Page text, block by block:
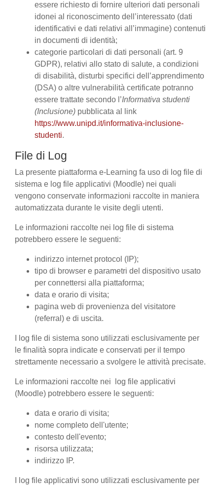
essere richiesto di fornire ulteriori dati personali
idonei al riconoscimento dell’interessato (dati
identificativi e dati relativi all’immagine) contenuti
in documenti di identità;
categorie particolari di dati personali (art. 9
GDPR), relativi allo stato di salute, a condizioni
di disabilità, disturbi specifici dell’apprendimento
(DSA) o altre vulnerabilità certificate potranno
essere trattate secondo l’Informativa studenti
(Inclusione) pubblicata al link
https://www.unipd.it/informativa-inclusione-
studenti.
File di Log
La presente piattaforma e-Learning fa uso di log file di
sistema e log file applicativi (Moodle) nei quali
vengono conservate informazioni raccolte in maniera
automatizzata durante le visite degli utenti.
Le informazioni raccolte nei log file di sistema
potrebbero essere le seguenti:
indirizzo internet protocol (IP);
tipo di browser e parametri del dispositivo usato
per connettersi alla piattaforma;
data e orario di visita;
pagina web di provenienza del visitatore
(referral) e di uscita.
I log file di sistema sono utilizzati esclusivamente per
le finalità sopra indicate e conservati per il tempo
strettamente necessario a svolgere le attività precisate.
Le informazioni raccolte nei log file applicativi
(Moodle) potrebbero essere le seguenti:
data e orario di visita;
nome completo dell'utente;
contesto dell'evento;
risorsa utilizzata;
indirizzo IP.
I log file applicativi sono utilizzati esclusivamente per